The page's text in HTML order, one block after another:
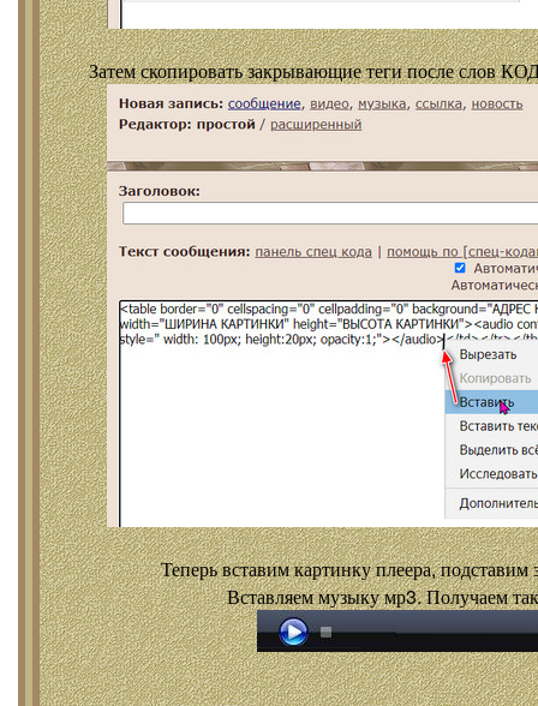
Затем скопировать закрывающие теги после слов
Теперь вставим картинку плеера, подставим
Вставляем музыку мр3. Получаем